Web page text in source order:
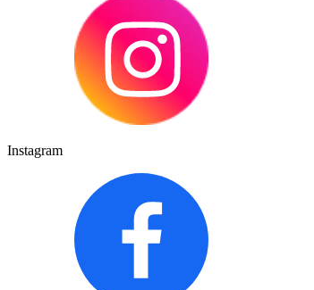
Instagram